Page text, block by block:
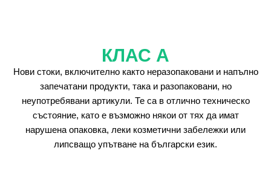
КЛАС А
Нови стоки, включително както неразопаковани и напълно
запечатани продукти, така и разопаковани, но
неупотребявани артикули. Те са в отлично техническо
състояние, като е възможно някои от тях да имат
нарушена опаковка, леки козметични забележки или
липсващо упътване на български език.